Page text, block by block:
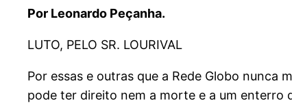
Por Leonardo Peçanha.
LUTO, PELO SR. LOURIVAL
Por essas e outras que a Rede Globo nunca
pode ter direito nem a morte e a um enterro